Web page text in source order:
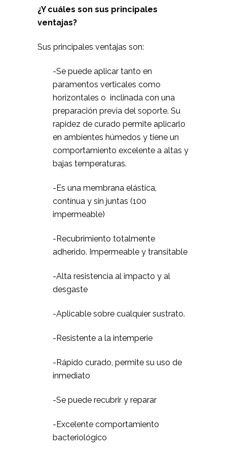
¿Y cuáles son sus principales
ventajas?
Sus principales ventajas son:
-Se puede aplicar tanto en
paramentos verticales como
horizontales o inclinada con una
preparación previa del soporte. Su
rapidez de curado permite aplicarlo
en ambientes húmedos y tiene un
comportamiento excelente a altas y
bajas temperaturas.
-Es una membrana elástica,
contínua y sin juntas (100
impermeable)
-Recubrimiento totalmente
adherido. Impermeable y transitable
-Alta resistencia al impacto y al
desgaste
-Aplicable sobre cualquier sustrato.
-Resistente a la intemperie
-Rápido curado, permite su uso de
inmediato
-Se puede recubrir y reparar
-Excelente comportamiento
bacteriológico